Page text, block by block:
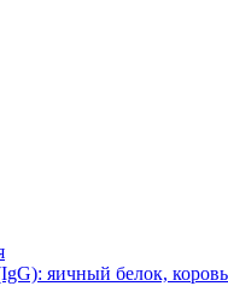
яичный белок,